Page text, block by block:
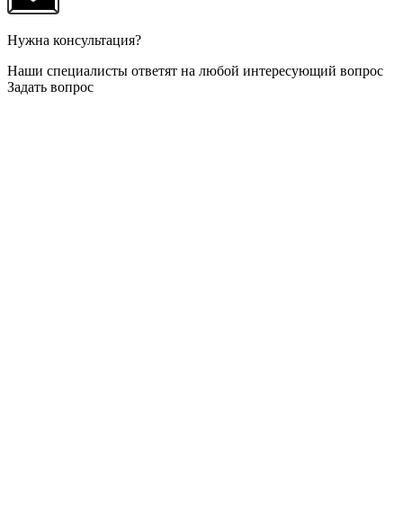
Нужна консультация?
Наши специалисты ответят на любой интересующий вопрос
Задать вопрос